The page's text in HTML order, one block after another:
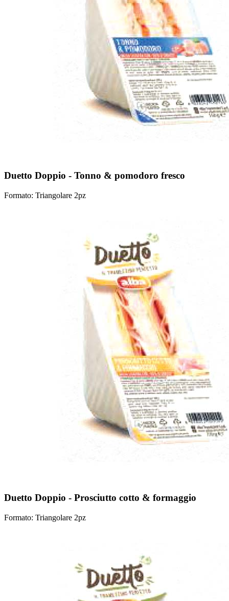
Duetto Doppio - Tonno & pomodoro fresco
Formato: Triangolare 2pz
Duetto Doppio - Prosciutto cotto & formaggio
Formato: Triangolare 2pz